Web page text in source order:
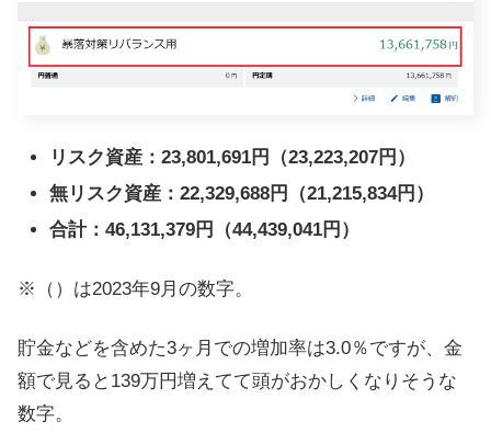
リスク資産：23,801,691円（23,223,207円）
無リスク資産：22,329,688円（21,215,834円）
合計：46,131,379円（44,439,041円）
※（）は2023年9月の数字。
貯金などを含めた3ヶ月での増加率は3.0％ですが、金
額で見ると139万円増えてて頭がおかしくなりそうな
数字。